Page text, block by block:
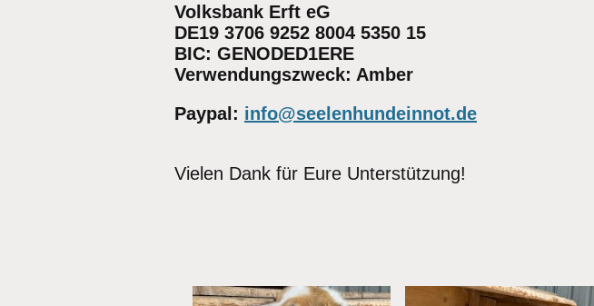
Volksbank Erft eG
DE19 3706 9252 8004 5350 15
BIC: GENODED1ERE
Verwendungszweck: Amber
Paypal: info@seelenhundeinnot.de
Vielen Dank für Eure Unterstützung!